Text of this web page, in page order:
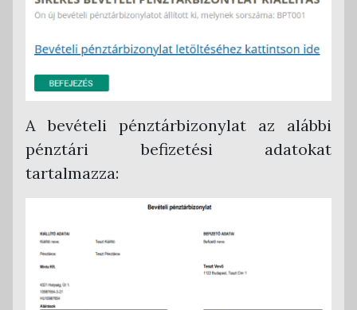
A bevételi pénztárbizonylat az alábbi
pénztári befizetési adatokat
tartalmazza: